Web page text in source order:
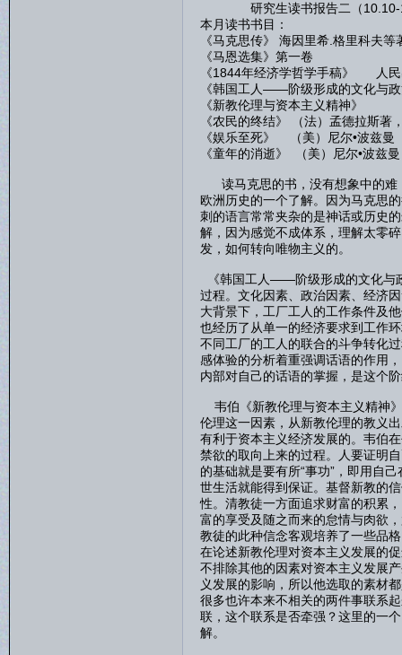
研究生读书报告二（10.10-
本月读书书目：
《马克思传》 海因里希.格里科夫
《马恩选集》第一卷
《1844年经济学哲学手稿》 人民
《韩国工人——阶级形成的文化与
《新教伦理与资本主义精神》
《农民的终结》 （法）孟德拉斯
《娱乐至死》 （美）尼尔•波兹
《童年的消逝》 （美）尼尔•波兹
读马克思的书，没有想象中的难
欧洲历史的一个了解。因为马克思
刺的语言常常夹杂的是神话或历史
解，因为感觉不成体系，理解太零
发，如何转向唯物主义的。
《韩国工人——阶级形成的文化与
过程。文化因素、政治因素、经济
大背景下，工厂工人的工作条件及
也经历了从单一的经济要求到工作
不同工厂的工人的联合的斗争转化
感体验的分析着重强调话语的作用
内部对自己的话语的掌握，是这个
韦伯《新教伦理与资本主义精神
伦理这一因素，从新教伦理的教义
有利于资本主义经济发展的。韦伯
禁欲的取向上来的过程。人要证明
的基础就是要有所“事功”，即用自
世生活就能得到保证。基督新教的
性。清教徒一方面追求财富的积累
富的享受及随之而来的怠情与肉欲
教徒的此种信念客观培养了一些品
在论述新教伦理对资本主义发展的
不排除其他的因素对资本主义发展
义发展的影响，所以他选取的素材
很多也许本来不相关的两件事联系
联，这个联系是否牵强？这里的一
解。